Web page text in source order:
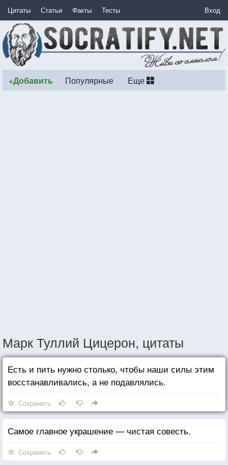
Цитаты Статьи Факты Тесты Вход
+Добавить Популярные Еще
Марк Туллий Цицерон, цитаты
Есть и пить нужно столько, чтобы наши силы этим
восстанавливались, а не подавлялись.
Сохранить
Самое главное украшение — чистая совесть.
Сохранить